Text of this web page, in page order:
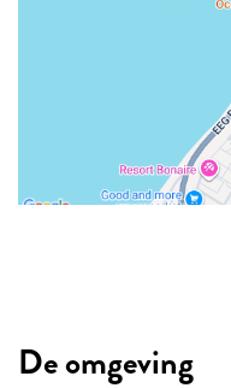
De omgeving